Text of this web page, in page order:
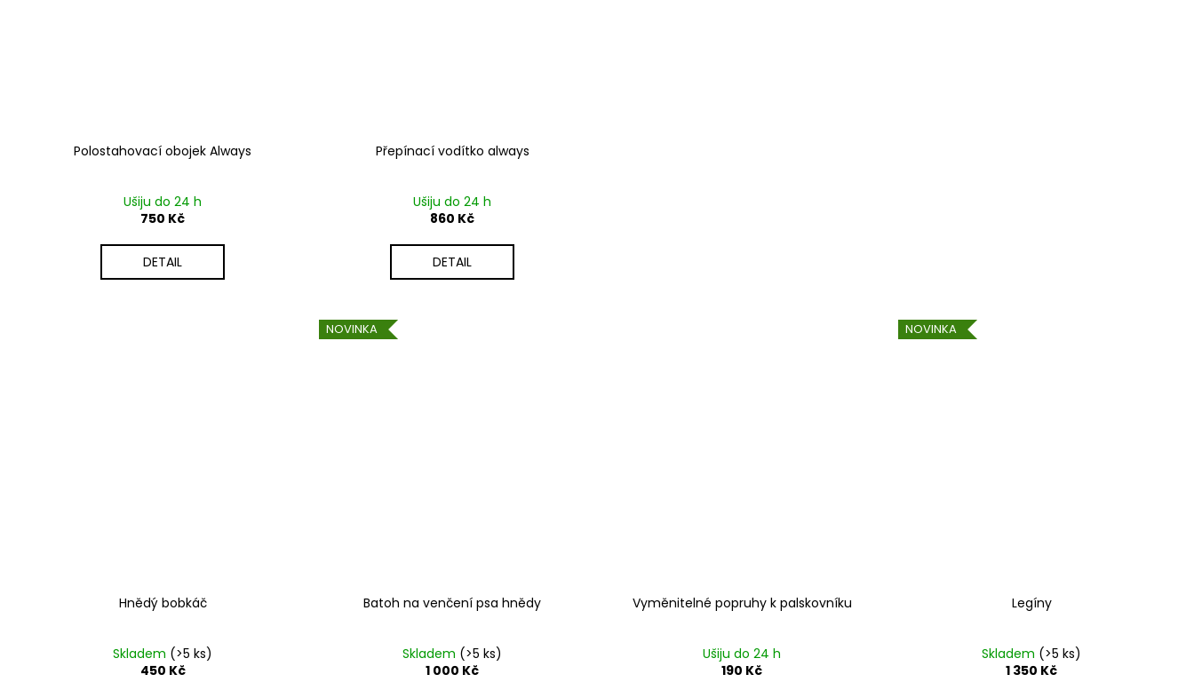
Polostahovací obojek Always
Ušiju do 24 h
750 Kč
DETAIL
Přepínací vodítko always
Ušiju do 24 h
860 Kč
DETAIL
Hnědý bobkáč
Skladem (>5 ks)
450 Kč
NOVINKA
Batoh na venčení psa hnědy
Skladem (>5 ks)
1 000 Kč
Vyměnitelné popruhy k palskovníku
Ušiju do 24 h
190 Kč
NOVINKA
Legíny
Skladem (>5 ks)
1 350 Kč